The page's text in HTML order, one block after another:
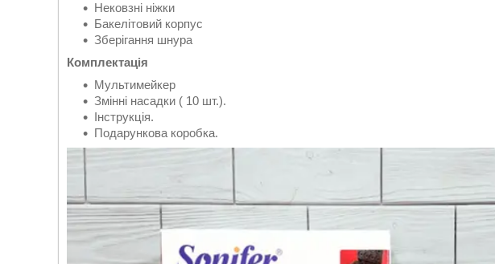
Нековзні ніжки
Бакелітовий корпус
Зберігання шнура
Комплектація
Мультимейкер
Змінні насадки ( 10 шт.).
Інструкція.
Подарункова коробка.